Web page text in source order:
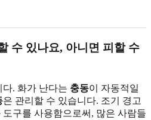
수 있나요, 아니면 피할 수
. 화가 난다는 충동이 자동적일
은 관리할 수 있습니다. 조기 경고
구를 사용함으로써, 많은 사람들